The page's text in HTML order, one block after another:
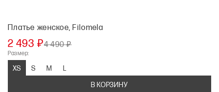
Платье женское, Filomela
2 493 ₽4 490 ₽
Размер:
XS S M
L
В КОРЗИНУ